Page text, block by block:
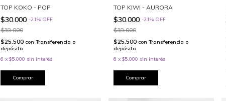
TOP KOKO - POP
$30.000 -21% OFF
$38.000
$25.500 con Transferencia o
depósito
6 x $5.000 sin interés
Comprar
TOP KIWI - AURORA
$30.000 -21% OFF
$38.000
$25.500 con Transferencia o
depósito
6 x $5.000 sin interés
Comprar